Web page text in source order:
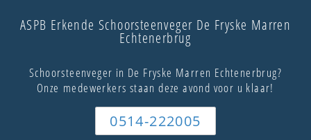
ASPB Erkende Schoorsteenveger De Fryske Marren
Echtenerbrug
Schoorsteenveger in De Fryske Marren Echtenerbrug?
Onze medewerkers staan deze avond voor u klaar!
0514-222005